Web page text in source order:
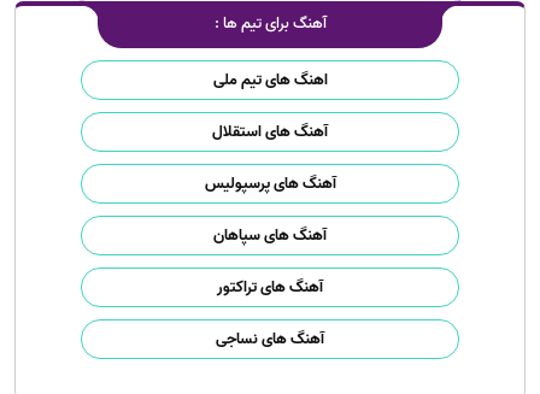
آهنگ برای تیم ها :
اهنگ های تیم ملی
آهنگ های استقلال
آهنگ های پرسپولیس
آهنگ های سپاهان
آهنگ های تراکتور
آهنگ های نساجی